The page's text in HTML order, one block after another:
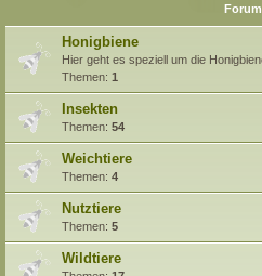
Forum
Honigbiene
Hier geht es speziell um die
Themen: 1
Insekten
Themen: 54
Weichtiere
Themen: 4
Nutztiere
Themen: 5
Wildtiere